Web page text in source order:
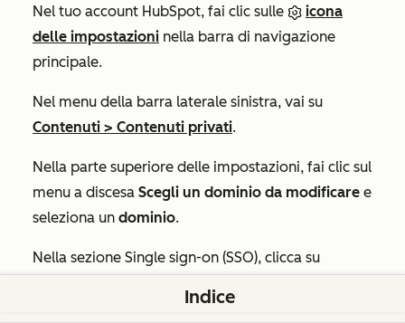
Nel tuo account HubSpot, fai clic sulle
icona
delle impostazioni nella barra di navigazione
principale.
Nel menu della barra laterale sinistra, vai su
Contenuti > Contenuti privati.
Nella parte superiore delle impostazioni, fai clic sul
menu a discesa Scegli un dominio da modificare e
seleziona un dominio.
Nella sezione Single sign-on (SSO), clicca su
Indice